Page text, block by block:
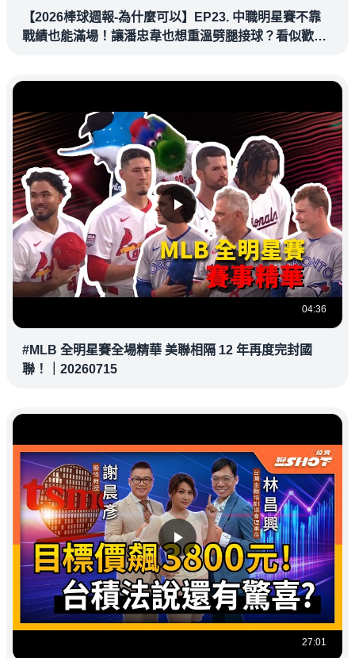
【2026棒球週報-為什麼可以】EP23. 中職明星賽不靠
戰績也能滿場！讓潘忠韋也想重溫劈腿接球？看似歡樂
04:36
#MLB 全明星賽全場精華 美聯相隔 12 年再度完封國
聯！｜20260715
27:01